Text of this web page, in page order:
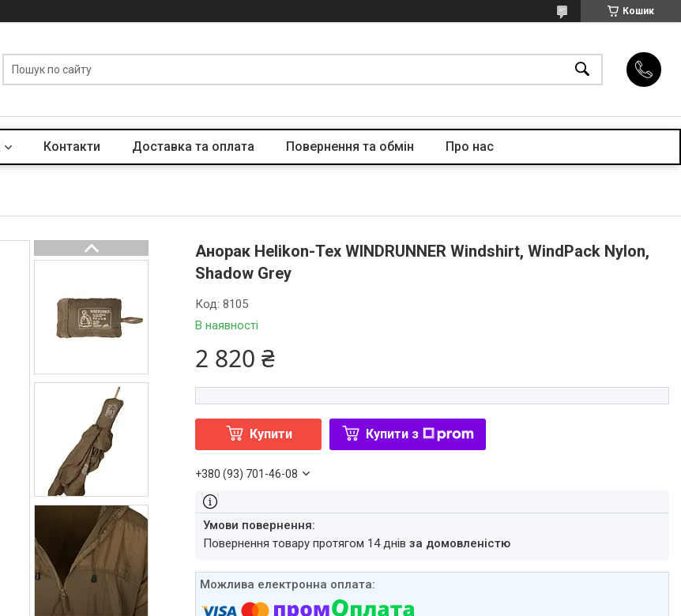
Кошик
Контакти Доставка та оплата Повернення та обмін Про нас
Анорак Helikon-Tex WINDRUNNER Windshirt, WindPack Nylon,
Shadow Grey
В наявності
Код:8105
2 820 ₴
Купити Купити з
+380 (93) 701-46-08
повернення товару протягом 14 днівза домовленістю